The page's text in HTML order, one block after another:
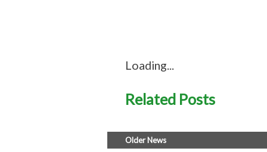
Loading...
Related Posts
Older News